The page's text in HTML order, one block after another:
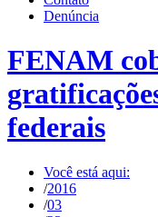
Denúncia
FENAM
federais
Você está aqui:
/2016
/03